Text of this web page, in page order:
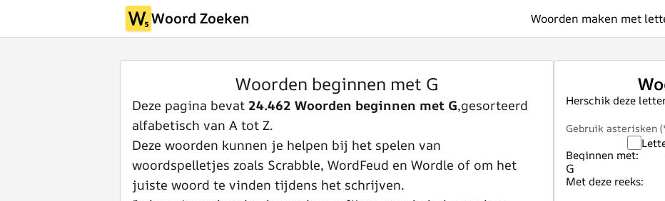
Woord Zoeken Woorden maken met
Woorden beginnen met G
Deze pagina bevat 24.462 Woorden beginnen met G,gesorteerd
alfabetisch van A tot Z.
Deze woorden kunnen je helpen bij het spelen van
woordspelletjes zoals Scrabble, WordFeud en Wordle of om het
juiste woord te vinden tijdens het schrijven.
Herschik deze
Gebruik asterisken
Beginnen met:
Met deze reeks: